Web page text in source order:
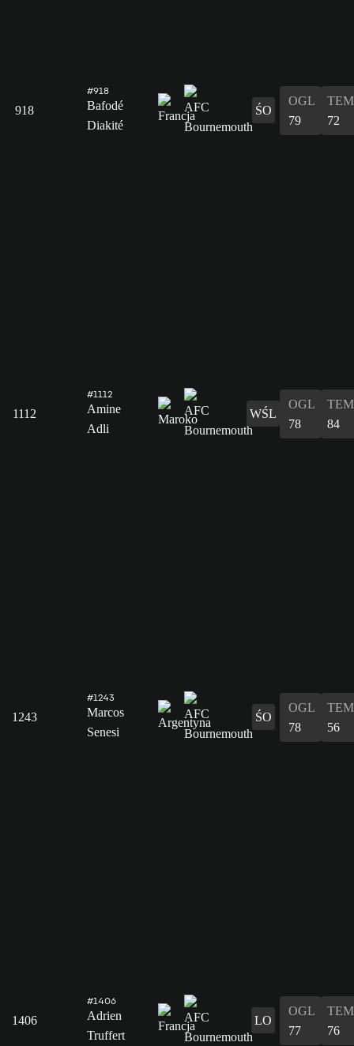
918
#918
Bafodé
Diakité
ŚO
OGL
79
TEM
72
1112
#1112
Amine
Adli
WŚL
OGL
78
TEM
84
1243
#1243
Marcos
Senesi
ŚO
OGL
78
TEM
56
1406
#1406
Adrien
Truffert
LO
OGL
77
TEM
76